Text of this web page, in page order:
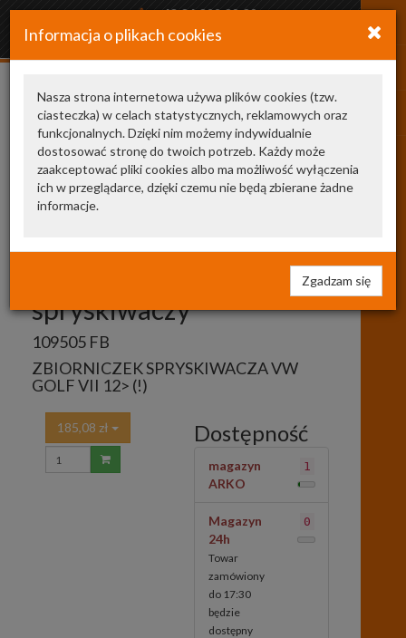
+48 34 366 20 20
arkozamowienia@gmail.com
Informacja o plikach cookies
Nasza strona internetowa używa plików cookies (tzw.
ciasteczka) w celach statystycznych, reklamowych oraz
funkcjonalnych. Dzięki nim możemy indywidualnie
dostosować stronę do twoich potrzeb. Każdy może
zaakceptować pliki cookies albo ma możliwość wyłączenia
ich w przeglądarce, dzięki czemu nie będą zbierane żadne
informacje.
Zgadzam się
Pokaż odpowiedniki
109505FEBI
spryskiwaczy
109505 FB
ZBIORNICZEK SPRYSKIWACZA VW
GOLF VII 12> (!)
185,08 zł Dostępność
magazyn
ARKO
1
Magazyn
24h
Towar
zamówiony
do 17:30
będzie
dostępny
0